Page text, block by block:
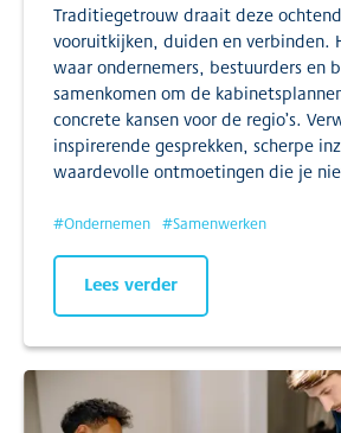
Traditiegetrouw draait deze
vooruitkijken, duiden en verbinden.
waar ondernemers, bestuurders en
samenkomen om de
concrete kansen voor de regio’s.
inspirerende gesprekken, scherpe
waardevolle ontmoetingen die je
#Ondernemen #Samenwerken
Lees verder